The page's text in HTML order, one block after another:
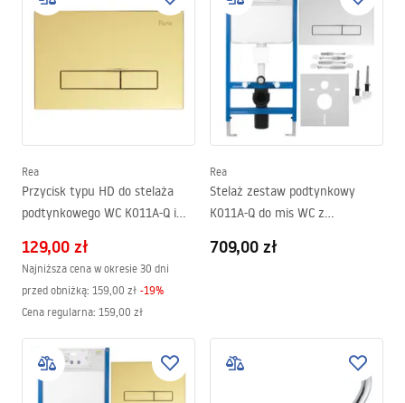
Rea
Przycisk typu HD do stelaża
podtynkowego WC K011A-Q i
129,00 zł
Najniższa cena w okresie 30 dni
przed obniżką: 159,00 zł -19%
Cena regularna: 159,00 zł
Rea
Stelaż zestaw podtynkowy
K011A-Q do mis WC z
709,00 zł